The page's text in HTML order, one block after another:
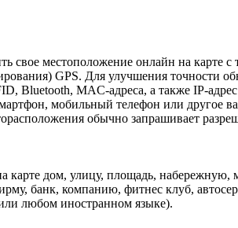
местоположение онлайн на карте с
GPS. Для улучшения точности
Bluetooth, MAC-адреса, а также IP-
мобильный телефон или другое
обычно запрашивает
карте дом, улицу, площадь, набережную,
банк, компанию, фитнес клуб,
любом иностранном языке).